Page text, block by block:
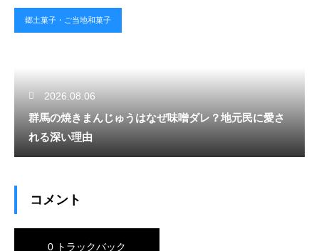
郷土菓子・ご当地和菓子
2026.08.06
群馬の焼きまんじゅうはなぜ味噌ダレ？地元民に愛さ
れる深い理由
コメント
0 トラックバック